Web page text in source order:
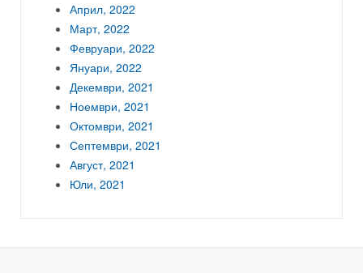
Април, 2022
Март, 2022
Февруари, 2022
Януари, 2022
Декември, 2021
Ноември, 2021
Октомври, 2021
Септември, 2021
Август, 2021
Юли, 2021